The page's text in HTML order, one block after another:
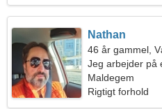
Nathan
46 år gammel,
Jeg arbejder på
kvinde
Maldegem
Rigtigt forhold